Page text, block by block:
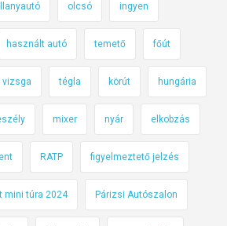
olcsó ingyen
használt autó temető főút
tégla körút hungária
mixer nyár elkobzás
RATP figyelmeztető jelzés
mini túra 2024 Párizsi Autószalon